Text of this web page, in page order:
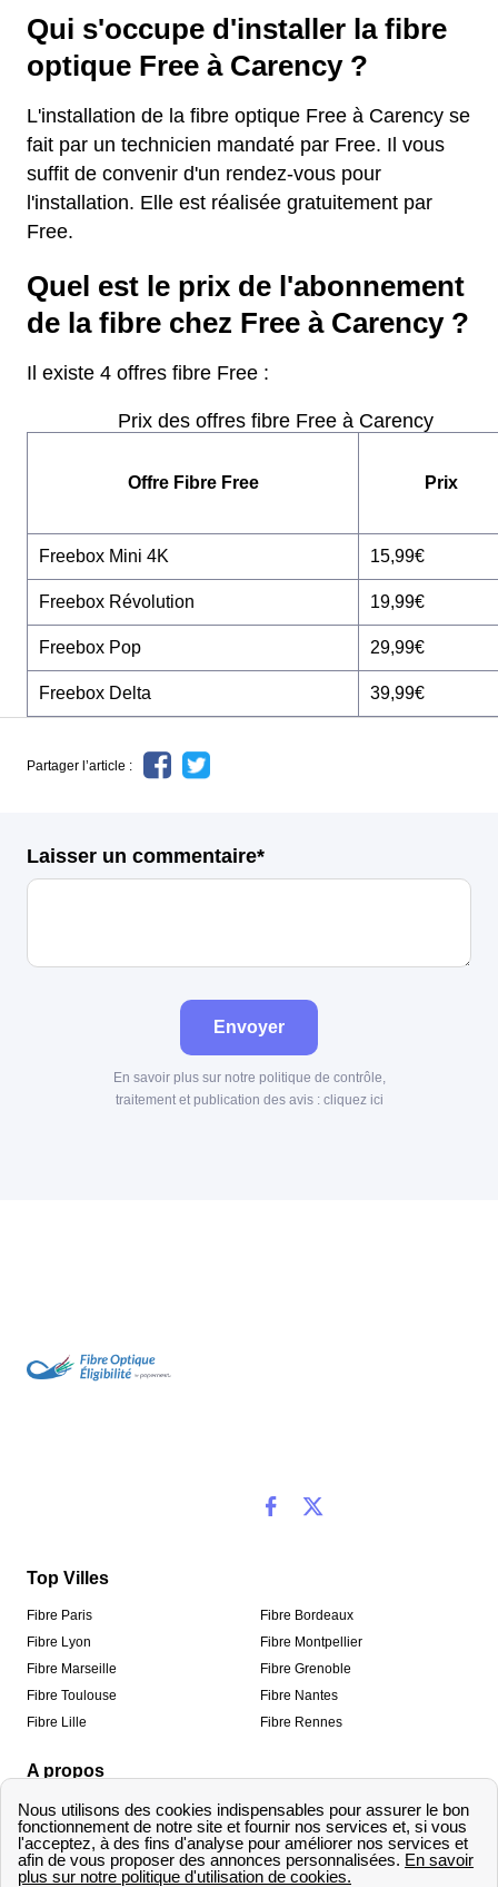
Qui s'occupe d'installer la fibre
optique Free à Carency ?
L'installation de la fibre optique Free à Carency se
fait par un technicien mandaté par Free. Il vous
suffit de convenir d'un rendez-vous pour
l'installation. Elle est réalisée gratuitement par
Free.
Quel est le prix de l'abonnement
de la fibre chez Free à Carency ?
Il existe 4 offres fibre Free :
Prix des offres fibre Free à Carency
Offre Fibre Free Prix
Freebox Mini 4K 15,99€
Freebox Révolution 19,99€
Freebox Pop 29,99€
Freebox Delta 39,99€
Partager l’article :
Laisser un commentaire*
Envoyer
En savoir plus sur notre politique de contrôle,
traitement et publication des avis : cliquez ici
Top Villes
Fibre Paris
Fibre Lyon
Fibre Marseille
Fibre Toulouse
Fibre Lille
Fibre Bordeaux
Fibre Montpellier
Fibre Grenoble
Fibre Nantes
Fibre Rennes
A propos
Qui sommes-nous ?
Informations de contact
Méthodologie de classement
Mentions légales
Traitement des avis